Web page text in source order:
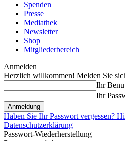
Spenden
Presse
Mediathek
Newsletter
Shop
Mitgliederbereich
Anmelden
Herzlich willkommen! Melden Sie
Ihr
Ihr
Haben Sie Ihr Passwort vergessen?
Datenschutzerklärung
Passwort-Wiederherstellung